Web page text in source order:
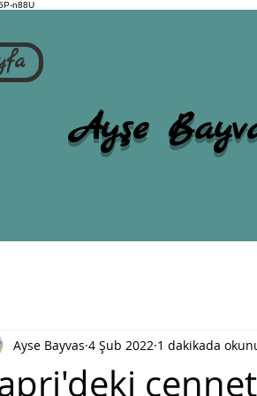
n88U
Ayşe
cennet
Ayse Bayvas 4 Şub 2022 1 dakikada